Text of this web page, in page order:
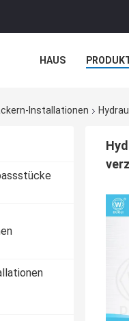
HAUS
Installationen